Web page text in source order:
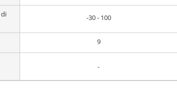
-30 - 100
9
-